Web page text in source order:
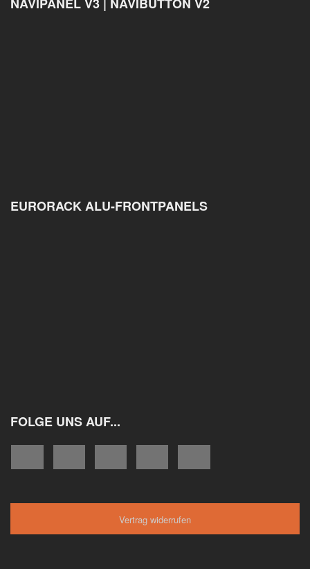
NAVIPANEL V3 | NAVIBUTTON V2
EURORACK ALU-FRONTPANELS
FOLGE UNS AUF...
Vertrag widerrufen